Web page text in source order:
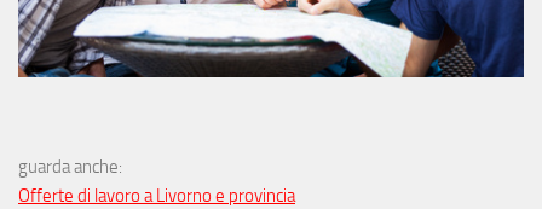
guarda anche:
Offerte di lavoro a Livorno e provincia